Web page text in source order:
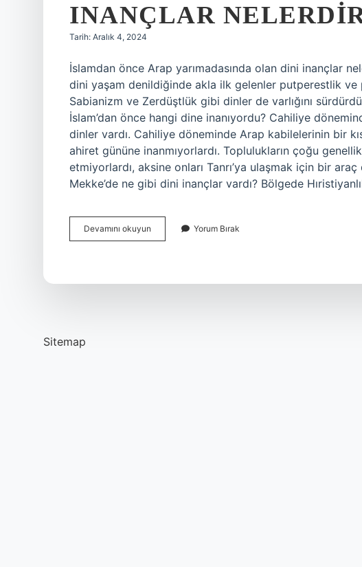
INANÇLAR
Tarih: Aralık 4, 2024
İslamdan önce Arap yarımadasında olan dini inançlar
dini yaşam denildiğinde akla ilk gelenler putperestlik ve
Sabianizm ve Zerdüştlük gibi dinler de varlığını
İslam’dan önce hangi dine inanıyordu? Cahiliye
dinler vardı. Cahiliye döneminde Arap kabilelerinin bir
ahiret gününe inanmıyorlardı. Toplulukların çoğu
etmiyorlardı, aksine onları Tanrı’ya ulaşmak için bir
Mekke’de ne gibi dini inançlar vardı? Bölgede
Devamını okuyun İSlamdan
Önce
Yorum Bırak
Sitemap